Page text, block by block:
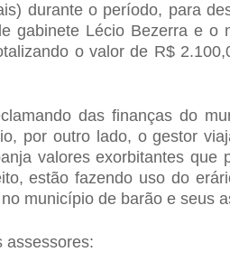
durante o período, para
gabinete Lécio Bezerra e o
o valor de R$
das finanças do
por outro lado, o gestor
valores exorbitantes que
estão fazendo uso do
município de barão e seus
assessores: